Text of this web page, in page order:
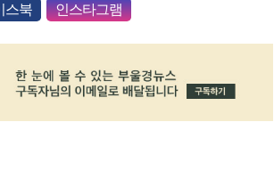
스북 인스타그램